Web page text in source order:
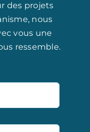
des projets
nous
vous une
ressemble.